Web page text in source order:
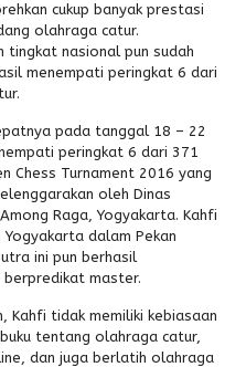
cukup banyak prestasi
olahraga catur.
tingkat nasional pun sudah
menempati peringkat 6 dari
pada tanggal 18 – 22
peringkat 6 dari 371
Chess Turnament 2016 yang
oleh Dinas
Raga, Yogyakarta. Kahfi
dalam Pekan
ini pun berhasil
master.
Kahfi tidak memiliki kebiasaan
tentang olahraga catur,
dan juga berlatih olahraga